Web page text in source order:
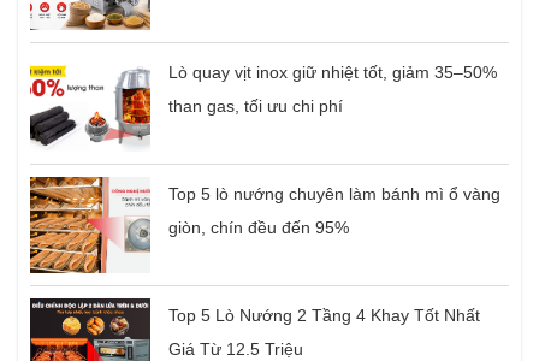
Lò quay vịt inox giữ nhiệt tốt, giảm 35–50%
than gas, tối ưu chi phí
Top 5 lò nướng chuyên làm bánh mì ổ vàng
giòn, chín đều đến 95%
Top 5 Lò Nướng 2 Tầng 4 Khay Tốt Nhất
Giá Từ 12.5 Triệu